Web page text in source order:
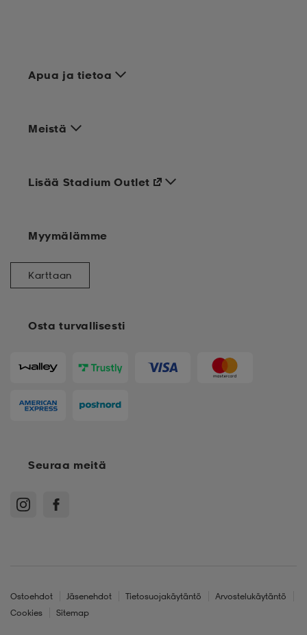
Apua ja tietoa
Meistä
Osta turvallisesti
Lisää Stadium Outlet
Myymälämme
Karttaan
Seuraa meitä
Ostoehdot Jäsenehdot Tietosuojakäytäntö
Arvostelukäytäntö
Cookies
Sitemap